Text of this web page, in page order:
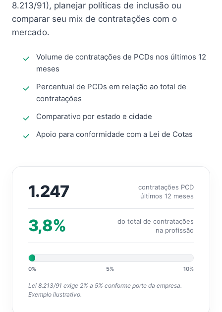
8.213/91), planejar políticas de inclusão ou
comparar seu mix de contratações com o
mercado.
Volume de contratações de PCDs nos últimos 12
meses
Percentual de PCDs em relação ao total de
contratações
Comparativo por estado e cidade
Apoio para conformidade com a Lei de Cotas
1.247
contratações PCD
últimos 12 meses
3,8%
do total de contratações
na profissão
0% 5% 10%
Lei 8.213/91 exige 2% a 5% conforme porte da empresa.
Exemplo ilustrativo.